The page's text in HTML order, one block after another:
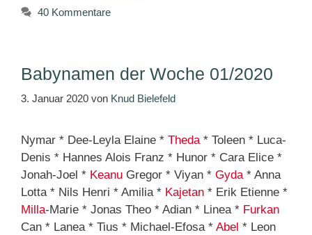
40 Kommentare
Babynamen der Woche 01/2020
3. Januar 2020 von Knud Bielefeld
Nymar * Dee-Leyla Elaine * Theda* Toleen * Luca-
Denis * Hannes Alois Franz * Hunor * Cara Elice *
Jonah-Joel * Keanu Gregor * Viyan * Gyda* Anna
Lotta * Nils Henri * Amilia * Kajetan * Erik Etienne *
Milla-Marie * Jonas Theo * Adian * Linea * Furkan
Can * Lanea * Tius * Michael-Efosa * Abel * Leon